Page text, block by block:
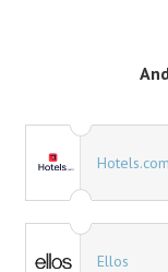
Hotels.com
Ellos